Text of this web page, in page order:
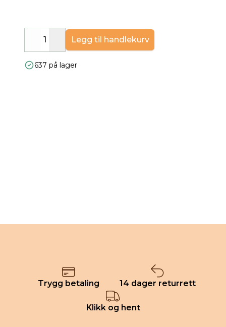
DecreaseIncrease
Legg til handlekurv
637 på lager
Trygg betaling 14 dager returrett
Klikk og hent